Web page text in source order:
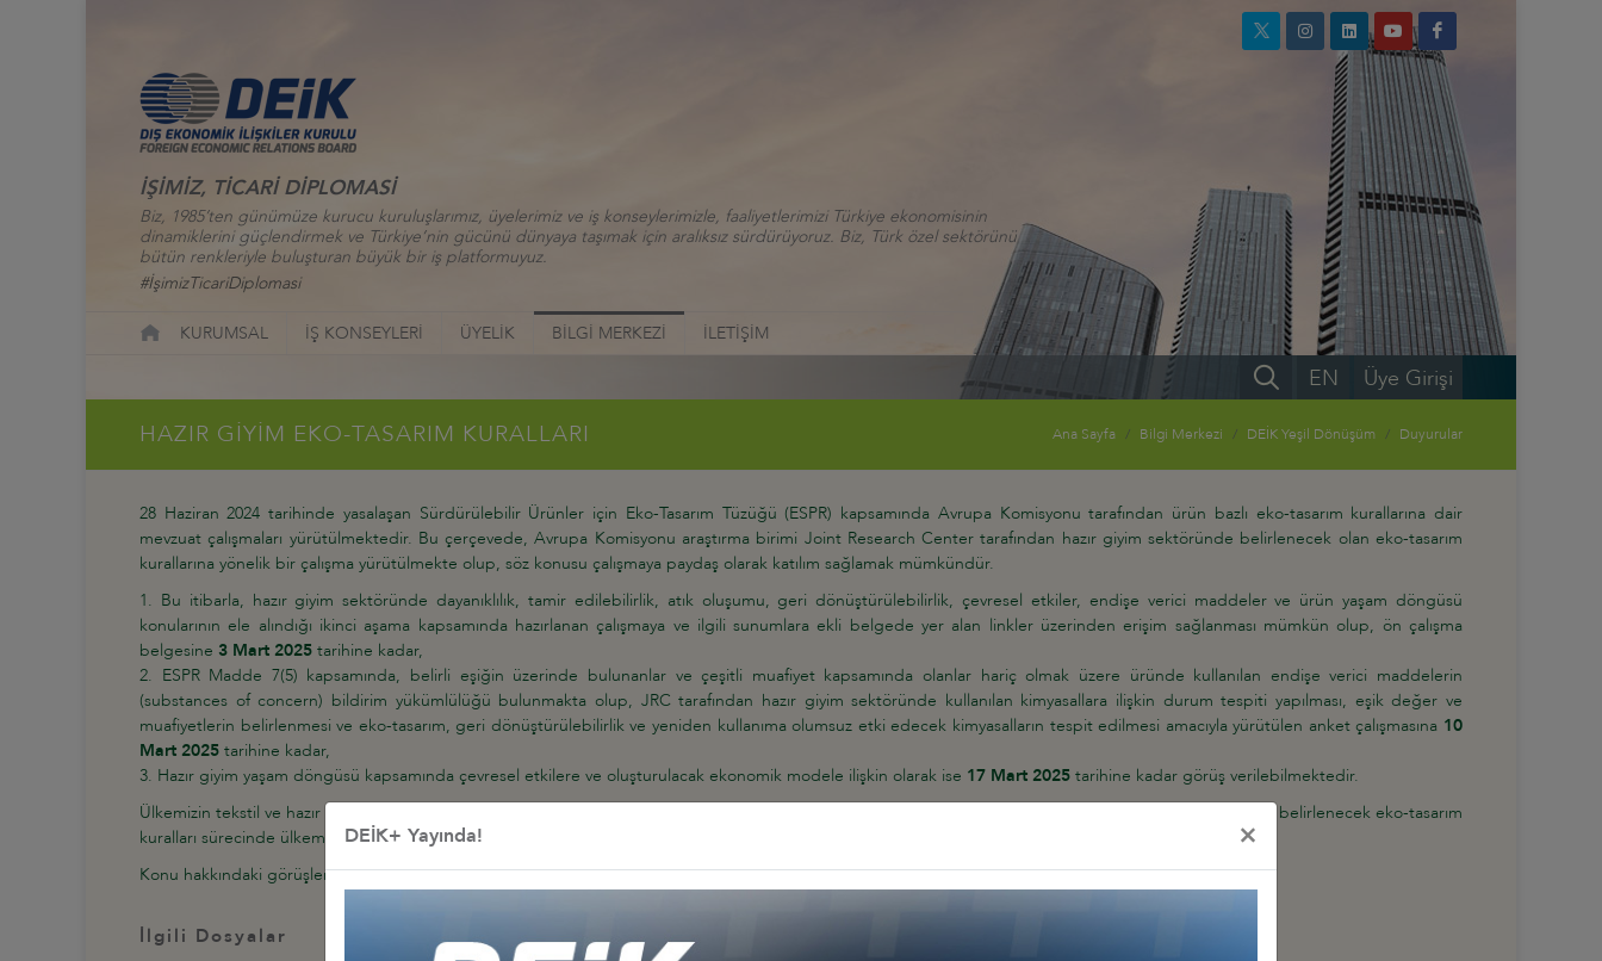
İŞİMİZ, TİCARİ DİPLOMASİ
Biz, 1985’ten günümüze kurucu kuruluşlarımız, üyelerimiz ve iş konseylerimizle, faaliyetlerimizi Türkiye ekonomisinin
dinamiklerini güçlendirmek ve Türkiye’nin gücünü dünyaya taşımak için aralıksız sürdürüyoruz. Biz, Türk özel sektörünü
bütün renkleriyle buluşturan büyük bir iş platformuyuz.
#İşimizTicariDiplomasi
KURUMSAL İŞ KONSEYLERİ ÜYELİK BİLGİ MERKEZİ İLETİŞİM
Üye Girişi
EN
HAZIR GİYİM EKO-TASARIM KURALLARI Ana Sayfa Bilgi Merkezi DEİK Yeşil Dönüşüm Duyurular
28 Haziran 2024 tarihinde yasalaşan Sürdürülebilir Ürünler için Eko-Tasarım Tüzüğü (ESPR) kapsamında Avrupa Komisyonu tarafından ürün bazlı eko-tasarım kurallarına dair
mevzuat çalışmaları yürütülmektedir. Bu çerçevede, Avrupa Komisyonu araştırma birimi Joint Research Center tarafından hazır giyim sektöründe belirlenecek olan eko-tasarım
kurallarına yönelik bir çalışma yürütülmekte olup, söz konusu çalışmaya paydaş olarak katılım sağlamak mümkündür.
Bu itibarla, hazır giyim sektöründe dayanıklılık, tamir edilebilirlik, atık oluşumu, geri dönüştürülebilirlik, çevresel etkiler, endişe verici maddeler ve ürün yaşam döngüsü
konularının ele alındığı ikinci aşama kapsamında hazırlanan çalışmaya ve ilgili sunumlara ekli belgede yer alan linkler üzerinden erişim sağlanması mümkün olup, ön çalışma
belgesine 3 Mart 2025 tarihine kadar,
ESPR Madde 7(5) kapsamında, belirli eşiğin üzerinde bulunanlar ve çeşitli muafiyet kapsamında olanlar hariç olmak üzere üründe kullanılan endişe verici maddelerin
(substances of concern) bildirim yükümlülüğü bulunmakta olup, JRC tarafından hazır giyim sektöründe kullanılan kimyasallara ilişkin durum tespiti yapılması, eşik değer ve
muafiyetlerin belirlenmesi ve eko-tasarım, geri dönüştürülebilirlik ve yeniden kullanıma olumsuz etki edecek kimyasalların tespit edilmesi amacıyla yürütülen anket çalışmasına 10
Mart 2025 tarihine kadar,
Hazır giyim yaşam döngüsü kapsamında çevresel etkilere ve oluşturulacak ekonomik modele ilişkin olarak ise 17 Mart 2025 tarihine kadar görüş verilebilmektedir.
Ülkemizin tekstil ve hazır giyim üretimindeki deneyimi göz önünde bulundurularak, söz konusu çalışmaya ilişkin görüş bildirilmesi, hazır giyim sektöründe belirlenecek eko-tasarım
kuralları sürecinde ülkemizin çekince ve önerilerinin dikkate alınmasını sağlayacaktır.
Konu hakkındaki görüşlerini bildirmek isteyen üyelerimizin ekli dosyada yer alan süreci takip etmeleri gerekmektedir.
İlgili Dosyalar
DEİK+ Yayında! ×